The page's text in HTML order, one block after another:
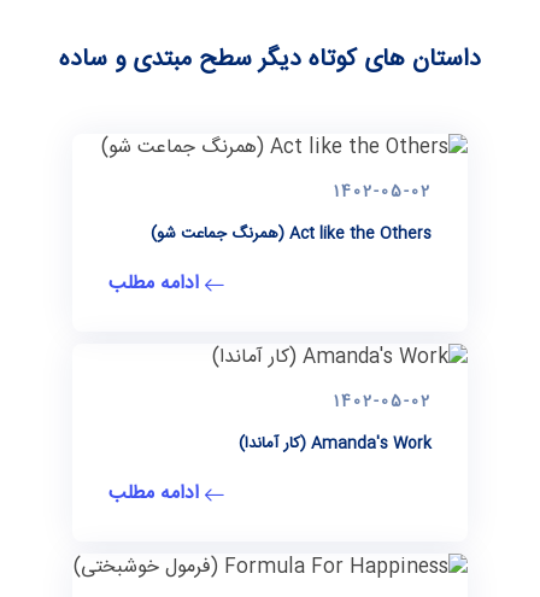
داستان های کوتاه دیگر سطح مبتدی و ساده
1402-05-02
Act like the Others (همرنگ جماعت شو)
ادامه مطلب
1402-05-02
Amanda's Work (کار آماندا)
ادامه مطلب